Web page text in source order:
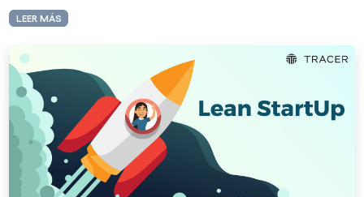
LEER MÁS